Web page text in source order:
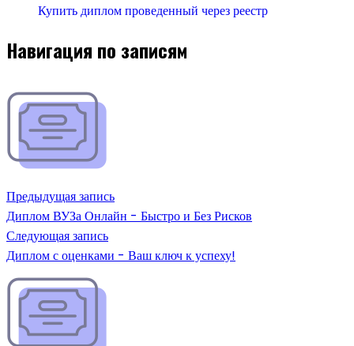
Купить диплом проведенный через реестр
Навигация по записям
Предыдущая запись
Диплом ВУЗа Онлайн - Быстро и Без Рисков
Следующая запись
Диплом с оценками - Ваш ключ к успеху!